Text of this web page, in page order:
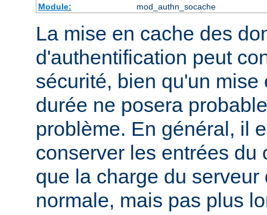
Module:
mod_authn_socache
La mise en cache des
d'authentification peut
sécurité, bien qu'un
durée ne posera
problème. En général, il
conserver les entrées du
que la charge du
normale, mais pas plus